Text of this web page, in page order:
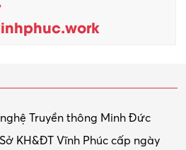
Truyền thông Minh Đức
KH&ĐT Vĩnh Phúc cấp ngày